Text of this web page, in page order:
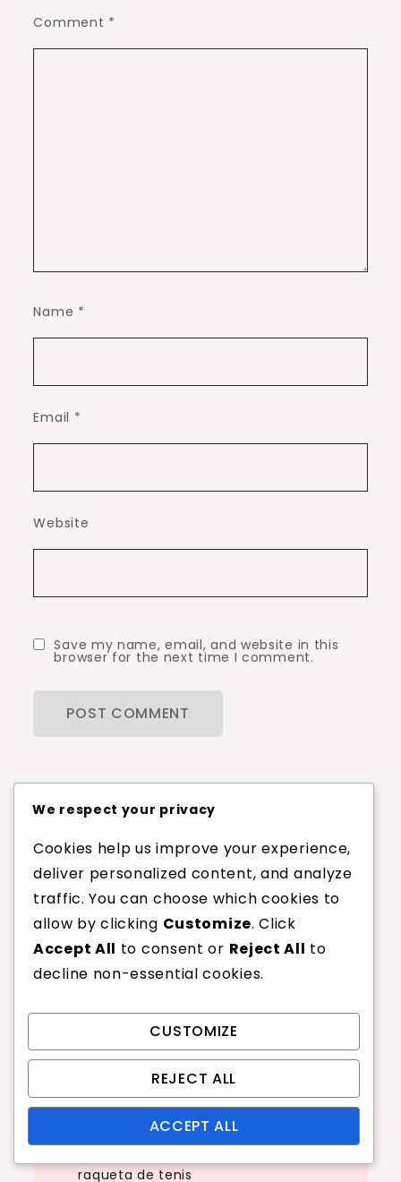
Comment *
Name *
Email *
Website
Save my name, email, and website in this
browser for the next time I comment.
Enlaces
Explorar artículos
Ponte en contacto
Materiales de Cuerdas para
Raquetas de Tenis
raqueta de tenis
We respect your privacy
Cookies help us improve your experience,
deliver personalized content, and analyze
traffic. You can choose which cookies to
allow by clicking Customize. Click
Accept All to consent or Reject All to
decline non-essential cookies.
CUSTOMIZE
REJECT ALL
ACCEPT ALL